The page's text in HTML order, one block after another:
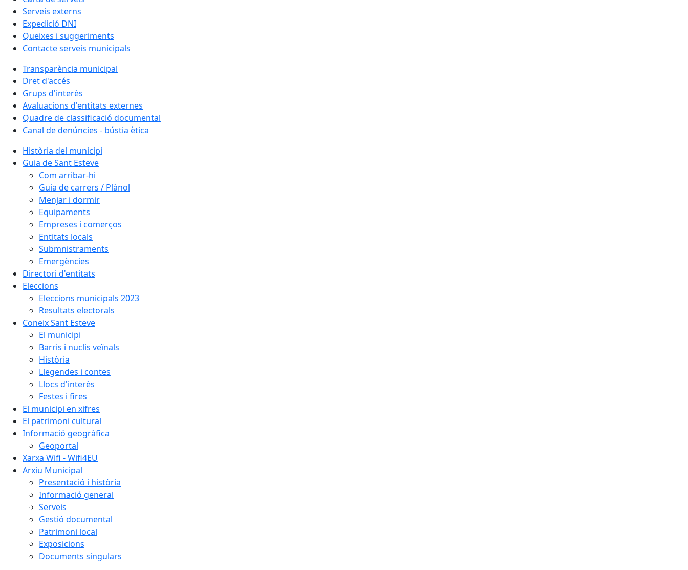
Serveis externs
Expedició DNI
Queixes i suggeriments
Contacte serveis municipals
Transparència municipal
Dret d'accés
Grups d'interès
Avaluacions d'entitats externes
Quadre de classificació documental
Canal de denúncies - bústia ètica
Història del municipi
Guia de Sant Esteve
Com arribar-hi
Guia de carrers / Plànol
Menjar i dormir
Equipaments
Empreses i comerços
Entitats locals
Submnistraments
Emergències
Directori d'entitats
Eleccions
Eleccions municipals 2023
Resultats electorals
Coneix Sant Esteve
El municipi
Barris i nuclis veïnals
Història
Llegendes i contes
Llocs d'interès
Festes i fires
El municipi en xifres
El patrimoni cultural
Informació geogràfica
Geoportal
Xarxa Wifi - Wifi4EU
Arxiu Municipal
Presentació i història
Informació general
Serveis
Gestió documental
Patrimoni local
Exposicions
Documents singulars